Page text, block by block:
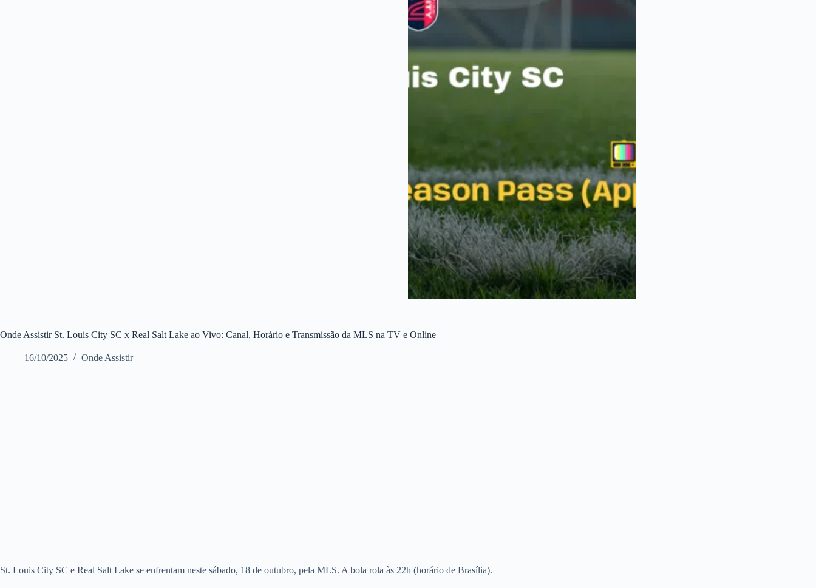
Onde Assistir St. Louis City SC x Real Salt Lake ao Vivo: Canal, Horário e Transmissão da MLS na TV e Online
16/10/2025 Onde Assistir
St. Louis City SC e Real Salt Lake se enfrentam neste sábado, 18 de outubro, pela MLS. A bola rola às 22h (horário de Brasília).